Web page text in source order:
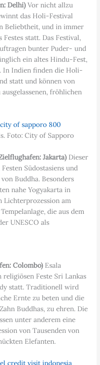
Delhi)Vor nicht allzu
das Holi-Festival
Beliebtheit, und in immer
statt. Das Festival,
bunter Puder- und
ein altes Hindu-Fest,
In Indien finden die Holi-
statt und können von
fröhlichen
Foto: City of Sapporo
Jakarta)Dieser
Südostasiens und
Buddha. Besonders
nahe Yogyakarta in
Lichterprozession am
die aus dem
UNESCO als
Colombo)Esala
Feste Sri Lankas
statt. Traditionell wird
Ernte zu beten und die
Buddhas, zu ehren. Die
unter anderem eine
von Tausenden von
Elefanten.